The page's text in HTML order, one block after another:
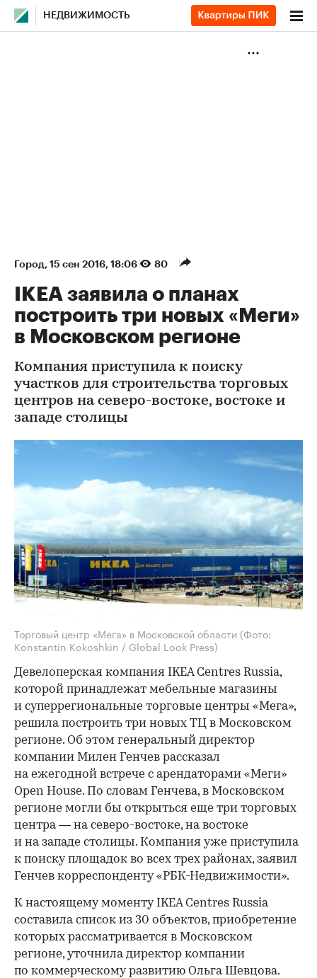
НЕДВИЖИМОСТЬ
Город⁠, 15 сен 2016, 18:06 80
IKEA заявила о планах
построить три новых «Меги»
в Московском регионе
Компания приступила к поиску
участков для строительства торговых
центров на северо-востоке, востоке и
западе столицы
Торговый центр «Мега» в Московской области (Фото:
Konstantin Kokoshkin / Global Look Press)
Девелоперская компания IKEA Centres Russia,
которой принадлежат мебельные магазины
и суперрегиональные торговые центры «Мега»,
решила построить три новых ТЦ в Московском
регионе. Об этом генеральный директор
компании Милен Генчев рассказал
на ежегодной встрече с арендаторами «Меги»
Open House. По словам Генчева, в Московском
регионе могли бы открыться еще три торговых
центра — на северо-востоке, на востоке
и на западе столицы. Компания уже приступила
к поиску площадок во всех трех районах, заявил
Генчев корреспонденту «РБК-Недвижимости».
К настоящему моменту IKEA Centres Russia
составила список из 30 объектов, приобретение
которых рассматривается в Московском
регионе, уточнила директор компании
по коммерческому развитию Ольга Шевцова.